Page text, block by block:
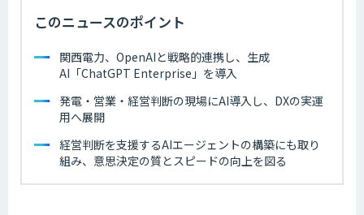
このニュースのポイント
関西電力、OpenAIと戦略的連携し、生成
AI「ChatGPT Enterprise」を導入
発電・営業・経営判断の現場にAI導入し、DXの実運
用へ展開
経営判断を支援するAIエージェントの構築にも取り
組み、意思決定の質とスピードの向上を図る